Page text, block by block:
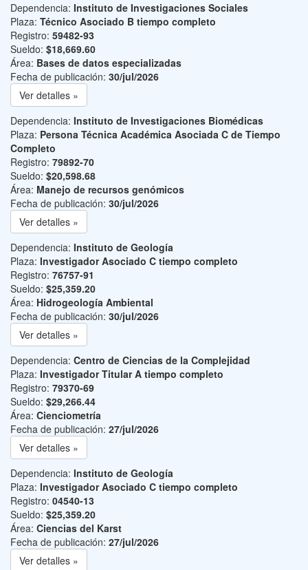
Dependencia: Instituto de Investigaciones Sociales
Plaza: Técnico Asociado B tiempo completo
Registro: 59482-93
Sueldo: $18,669.60
Área: Bases de datos especializadas
Fecha de publicación: 30/jul/2026
Ver detalles »
Dependencia: Instituto de Investigaciones Biomédicas
Plaza: Persona Técnica Académica Asociada C de Tiempo
Completo
Registro: 79892-70
Sueldo: $20,598.68
Área: Manejo de recursos genómicos
Fecha de publicación: 30/jul/2026
Ver detalles »
Dependencia: Instituto de Geología
Plaza: Investigador Asociado C tiempo completo
Registro: 76757-91
Sueldo: $25,359.20
Área: Hidrogeología Ambiental
Fecha de publicación: 30/jul/2026
Ver detalles »
Dependencia: Centro de Ciencias de la Complejidad
Plaza: Investigador Titular A tiempo completo
Registro: 79370-69
Sueldo: $29,266.44
Área: Cienciometría
Fecha de publicación: 27/jul/2026
Ver detalles »
Dependencia: Instituto de Geología
Plaza: Investigador Asociado C tiempo completo
Registro: 04540-13
Sueldo: $25,359.20
Área: Ciencias del Karst
Fecha de publicación: 27/jul/2026
Ver detalles »